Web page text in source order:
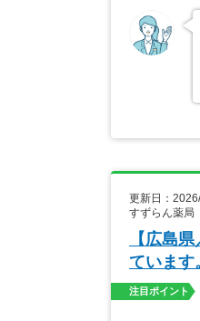
更新日：
すずらん薬
【広島
ています
注目ポイント